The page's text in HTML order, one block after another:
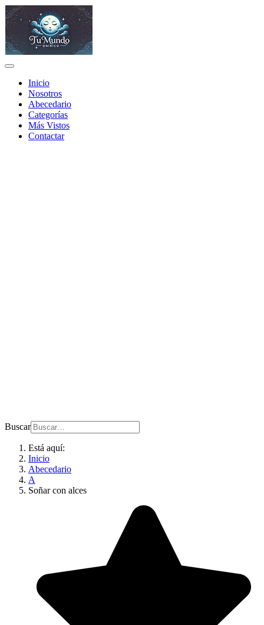
Inicio
Nosotros
Abecedario
Categorías
Más Vistos
Contactar
Buscar
Está aquí:
Inicio
Abecedario
A
Soñar con alces